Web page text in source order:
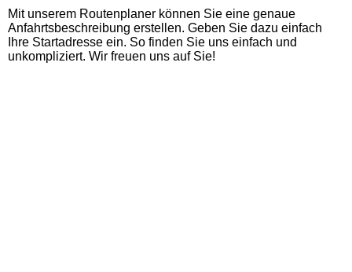
Mit unserem Routenplaner können Sie eine genaue
Anfahrtsbeschreibung erstellen. Geben Sie dazu einfach
Ihre Startadresse ein. So finden Sie uns einfach und
unkompliziert. Wir freuen uns auf Sie!